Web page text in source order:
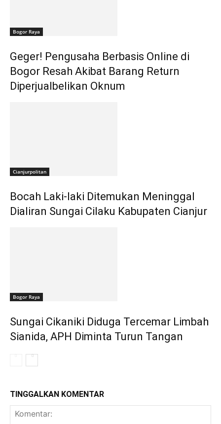
Bogor Raya
Geger! Pengusaha Berbasis Online di
Bogor Resah Akibat Barang Return
Diperjualbelikan Oknum
Cianjurpolitan
Bocah Laki-laki Ditemukan Meninggal
Dialiran Sungai Cilaku Kabupaten Cianjur
Bogor Raya
Sungai Cikaniki Diduga Tercemar Limbah
Sianida, APH Diminta Turun Tangan
TINGGALKAN KOMENTAR